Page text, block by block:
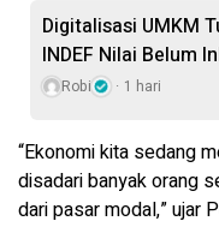
Digitalisasi UMKM
INDEF Nilai Belum
Robi 1 hari
“Ekonomi kita sedang
disadari banyak orang
dari pasar modal,” ujar